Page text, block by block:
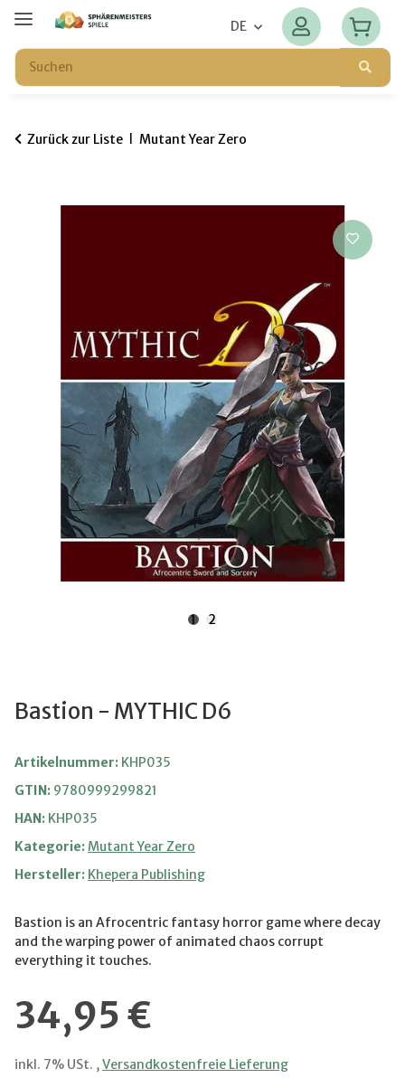
DE
Zurück zur Liste Mutant Year Zero
1 2
Bastion - MYTHIC D6
Artikelnummer: KHP035
GTIN: 9780999299821
HAN: KHP035
Kategorie:Mutant Year Zero
Hersteller: Khepera Publishing
Bastion is an Afrocentric fantasy horror game where decay
and the warping power of animated chaos corrupt
everything it touches.
34,95 €
inkl. 7% USt. ,Versandkostenfreie Lieferung